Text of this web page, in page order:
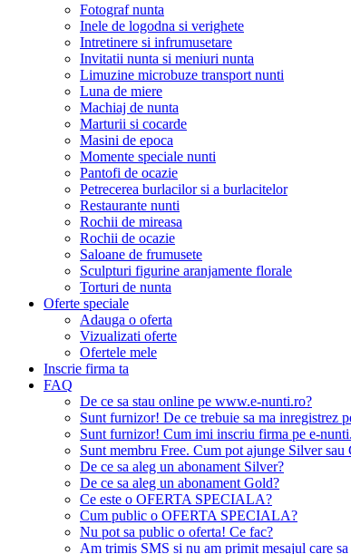
Fotograf nunta
Inele de logodna si verighete
Intretinere si infrumusetare
Invitatii nunta si meniuri nunta
Limuzine microbuze transport nunti
Luna de miere
Machiaj de nunta
Marturii si cocarde
Masini de epoca
Momente speciale nunti
Pantofi de ocazie
Petrecerea burlacilor si a burlacitelor
Restaurante nunti
Rochii de mireasa
Rochii de ocazie
Saloane de frumusete
Sculpturi figurine aranjamente florale
Torturi de nunta
Oferte speciale
Adauga o oferta
Vizualizati oferte
Ofertele mele
Inscrie firma ta
FAQ
De ce sa stau online pe www.e-nunti.ro?
Sunt furnizor! De ce trebuie sa ma inregistrez
Sunt furnizor! Cum imi inscriu firma pe e-
Sunt membru Free. Cum pot ajunge Silver sau
De ce sa aleg un abonament Silver?
De ce sa aleg un abonament Gold?
Ce este o OFERTA SPECIALA?
Cum public o OFERTA SPECIALA?
Nu pot sa public o oferta! Ce fac?
Am trimis SMS si nu am primit mesajul care